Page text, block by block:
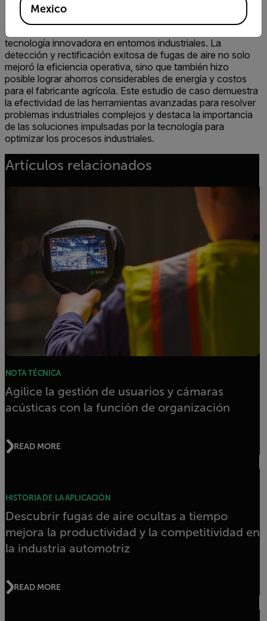
La adopción de la cámara FLIR Si124 por parte de Air
Power East para abordar los complejos desafíos de los
sistemas de aire comprimido demuestra la importancia de la
tecnología innovadora en entornos industriales. La
detección y rectificación exitosa de fugas de aire no solo
mejoró la eficiencia operativa, sino que también hizo
posible lograr ahorros considerables de energía y costos
para el fabricante agrícola. Este estudio de caso demuestra
la efectividad de las herramientas avanzadas para resolver
problemas industriales complejos y destaca la importancia
de las soluciones impulsadas por la tecnología para
optimizar los procesos industriales.
Artículos relacionados
NOTA TÉCNICA
Agilice la gestión de usuarios y cámaras
acústicas con la función de organización
READ MORE
HISTORIA DE LA APLICACIÓN
Descubrir fugas de aire ocultas a tiempo
mejora la productividad y la competitividad en
la industria automotriz
READ MORE
Mexico